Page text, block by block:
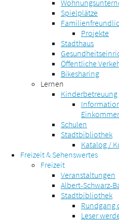
Spielplätze
Projekte
Stadthaus
Öffentliche
Bikesharing
Lernen
Kinderbetreuung
Schulen
Stadtbibliothek
Katalog /
Freizeit & Sehenswertes
Freizeit
Veranstaltungen
Albert-Schwarz-
Stadtbibliothek
Rundgang
Leser